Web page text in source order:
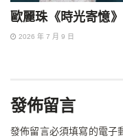
歐麗珠《時光寄憶
2026 年 7 月 9 日
發佈留言
發佈留言必須填寫的電子